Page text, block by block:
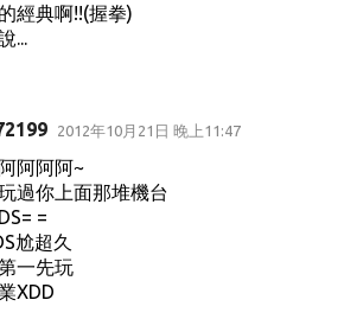
經典啊!!(握拳)
...
2012年10月21日 晚上11:47
阿阿阿~
過你上面那堆機台
=
尬超久
一先玩
XDD